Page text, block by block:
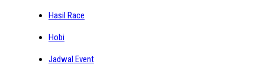
Hasil Race
Hobi
Jadwal Event